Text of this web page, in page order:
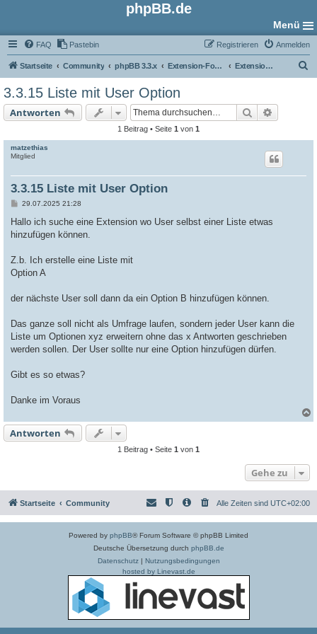
phpBB.de
Menü
FAQ Pastebin Anmelden
Registrieren
Startseite Community phpBB 3.3.x Extension-Foren Extension Suche/Anfrage
3.3.15 Liste mit User Option
Antworten Suche
1 Beitrag • Seite 1 von 1
matzethias
Mitglied
3.3.15 Liste mit User Option
B
i
r
29.07.2025 21:28
Hallo ich suche eine Extension wo User selbst einer Liste etwas
hinzufügen können.
Z.b. Ich erstelle eine Liste mit
Option A
der nächste User soll dann da ein Option B hinzufügen können.
Das ganze soll nicht als Umfrage laufen, sondern jeder User kann die
Liste um Optionen xyz erweitern ohne das x Antworten geschrieben
werden sollen. Der User sollte nur eine Option hinzufügen dürfen.
Gibt es so etwas?
Danke im Voraus
a
Antworten
1 Beitrag • Seite 1 von 1
Gehe zu
Startseite Community Alle Zeiten sind UTC+02:00
Powered by phpBB® Forum Software © phpBB Limited
Deutsche Übersetzung durch phpBB.de
Datenschutz| Nutzungsbedingungen
hosted by Linevast.de